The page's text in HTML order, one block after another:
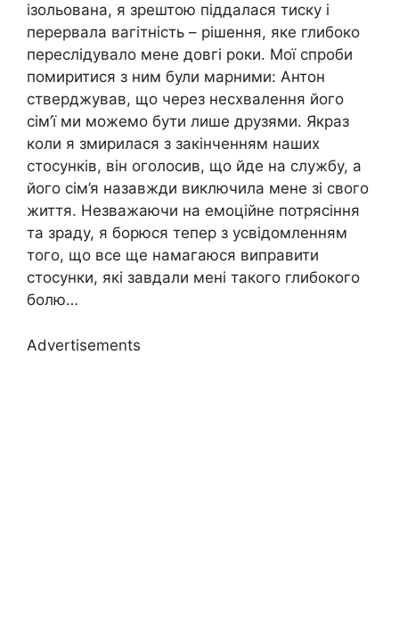
ізольована, я зрештою піддалася тиску і
перервала вагітність – рішення, яке глибоко
переслідувало мене довгі роки. Мої спроби
помиритися з ним були марними: Антон
стверджував, що через несхвалення його
сім’ї ми можемо бути лише друзями. Якраз
коли я змирилася з закінченням наших
стосунків, він оголосив, що йде на службу, а
його сім’я назавжди виключила мене зі свого
життя. Незважаючи на емоційне потрясіння
та зраду, я борюся тепер з усвідомленням
того, що все ще намагаюся виправити
стосунки, які завдали мені такого глибокого
болю…
Advertisements